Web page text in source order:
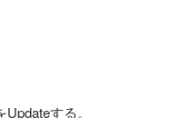
する。